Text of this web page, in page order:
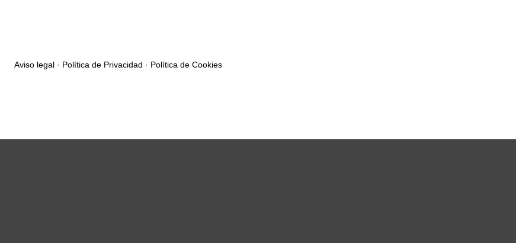
Aviso legal· Política de Privacidad · Política de Cookies